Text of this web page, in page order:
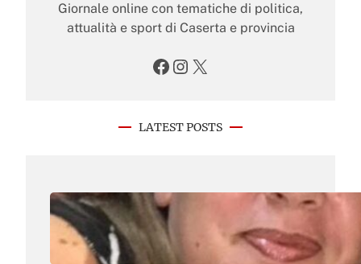
Giornale online con tematiche di politica,
attualità e sport di Caserta e provincia
Facebook Instagram X
LATEST POSTS